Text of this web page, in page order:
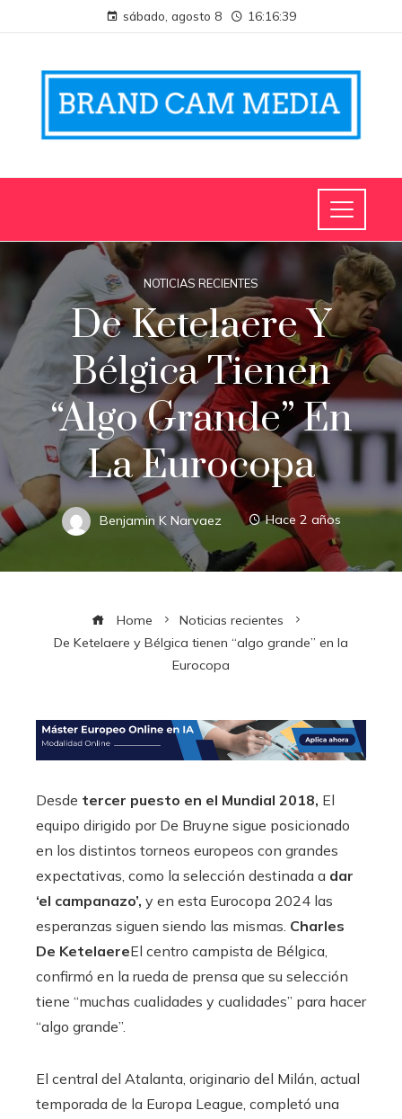
sábado, agosto 8 16:16:40
NOTICIAS RECIENTES
De Ketelaere Y
Bélgica Tienen
“algo Grande” En
La Eurocopa
Benjamin K Narvaez Hace 2 años
Home
Noticias recientes
De Ketelaere y Bélgica tienen “algo grande” en la
Eurocopa
Desde tercer puesto en el Mundial 2018, El
equipo dirigido por De Bruyne sigue posicionado
en los distintos torneos europeos con grandes
expectativas, como la selección destinada a dar
‘el campanazo’, y en esta Eurocopa 2024 las
esperanzas siguen siendo las mismas. Charles
De KetelaereEl centro campista de Bélgica,
confirmó en la rueda de prensa que su selección
tiene “muchas cualidades y cualidades” para hacer
“algo grande”.
El central del Atalanta, originario del Milán, actual
temporada de la Europa League, completó una